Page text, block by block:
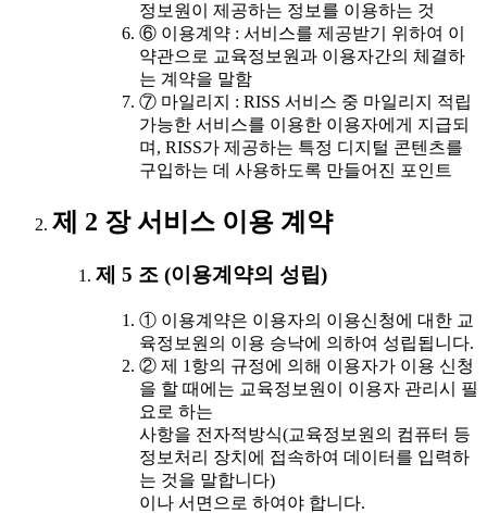
정보원이 제공하는 정보를 이용하는 것
⑥ 이용계약 : 서비스를 제공받기 위하여 이
약관으로 교육정보원과 이용자간의 체결하
는 계약을 말함
⑦ 마일리지 : RISS 서비스 중 마일리지 적립
가능한 서비스를 이용한 이용자에게 지급되
며, RISS가 제공하는 특정 디지털 콘텐츠를
구입하는 데 사용하도록 만들어진 포인트
제 2 장 서비스 이용 계약
제 5 조 (이용계약의 성립)
① 이용계약은 이용자의 이용신청에 대한 교
육정보원의 이용 승낙에 의하여 성립됩니다.
② 제 1항의 규정에 의해 이용자가 이용 신청
을 할 때에는 교육정보원이 이용자 관리시 필
요로 하는
사항을 전자적방식(교육정보원의 컴퓨터 등
정보처리 장치에 접속하여 데이터를 입력하
는 것을 말합니다)
이나 서면으로 하여야 합니다.